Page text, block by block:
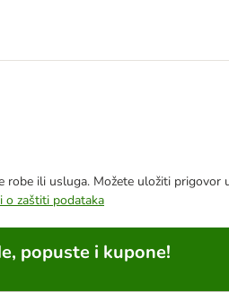
ili usluga. Možete uložiti
o zaštiti podataka
popuste i kupone!